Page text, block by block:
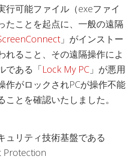
行可能ファイル（exeファイ
たことを起点に、一般の遠隔
」がインストー
れること、その遠隔操作によ
である「Lock My PC 」が悪用
作がロックされPCが操作不能
ことを確認いたしました。
ュリティ技術基盤である
Protection